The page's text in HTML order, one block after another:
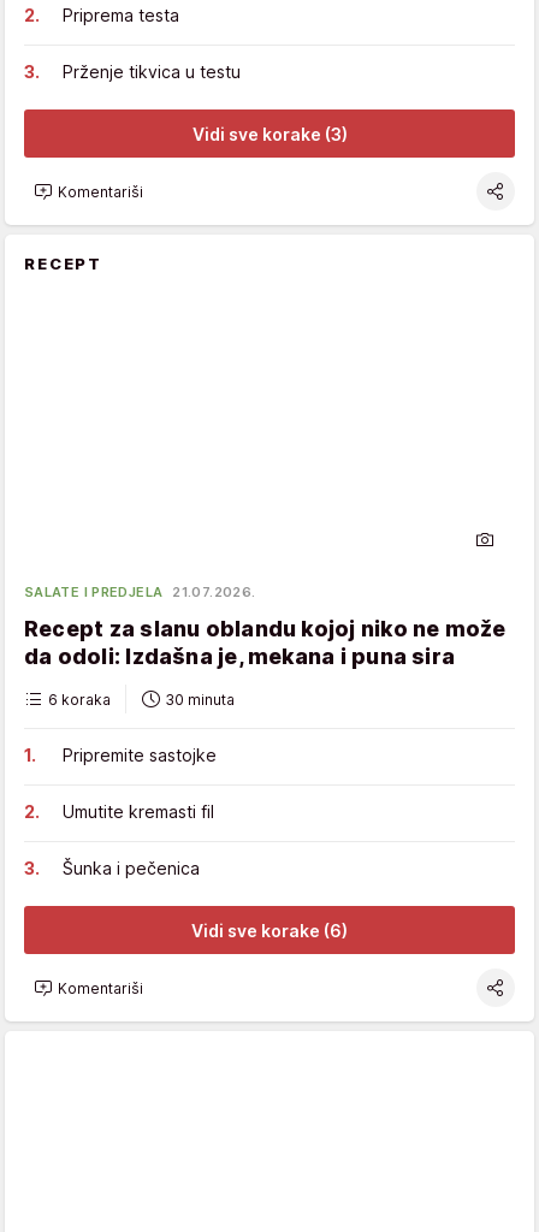
Priprema testa
Prženje tikvica u testu
Vidi sve korake (3)
Komentariši
RECEPT
SALATE I PREDJELA 21.07.2026.
Recept za slanu oblandu kojoj niko ne može
da odoli: Izdašna je, mekana i puna sira
6 koraka 30 minuta
Pripremite sastojke
Umutite kremasti fil
Šunka i pečenica
Vidi sve korake (6)
Komentariši